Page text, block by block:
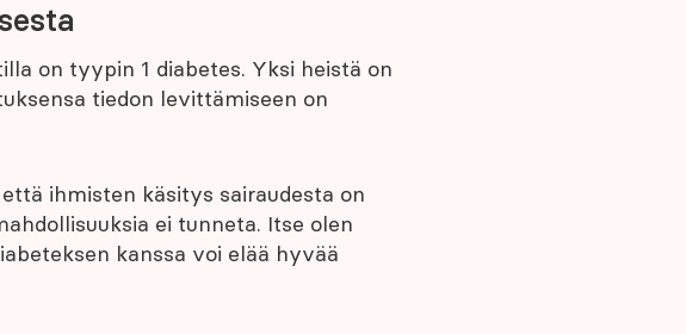
on tyypin 1 diabetes. Yksi heistä on
tiedon levittämiseen on
ihmisten käsitys sairaudesta on
ei tunneta. Itse olen
kanssa voi elää hyvää